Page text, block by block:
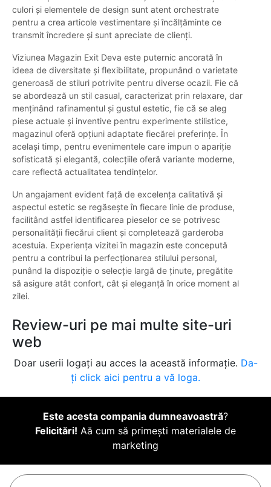
culori și elementele de design sunt atent orchestrate
pentru a crea articole vestimentare și încălțăminte ce
transmit încredere și sunt apreciate de clienți.
Viziunea Magazin Exit Deva este puternic ancorată în
ideea de diversitate și flexibilitate, propunând o varietate
generoasă de stiluri potrivite pentru diverse ocazii. Fie că
se abordează un stil casual, caracterizat prin relaxare, dar
menținând rafinamentul și gustul estetic, fie că se aleg
piese actuale și inventive pentru experimente stilistice,
magazinul oferă opțiuni adaptate fiecărei preferințe. În
același timp, pentru evenimentele care impun o apariție
sofisticată și elegantă, colecțiile oferă variante moderne,
care reflectă actualitatea tendințelor.
Un angajament evident față de excelența calitativă și
aspectul estetic se regăsește în fiecare linie de produse,
facilitând astfel identificarea pieselor ce se potrivesc
personalității fiecărui client și completează garderoba
acestuia. Experiența vizitei în magazin este concepută
pentru a contribui la perfecționarea stilului personal,
punând la dispoziție o selecție largă de ținute, pregătite
să asigure atât confort, cât și eleganță în orice moment al
zilei.
Review-uri pe mai multe site-uri
web
Doar userii logați au acces la această informație. Da-
ți click aici pentru a vă loga.
Este acesta compania dumneavoastră?
Felicitări! Aă cum să primești materialele de
marketing